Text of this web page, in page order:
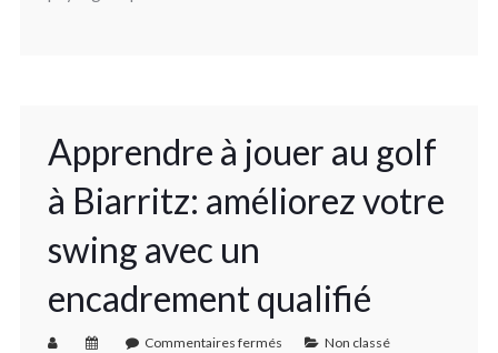
Apprendre à jouer au golf
à Biarritz: améliorez votre
swing avec un
encadrement qualifié
Commentaires fermés Non classé